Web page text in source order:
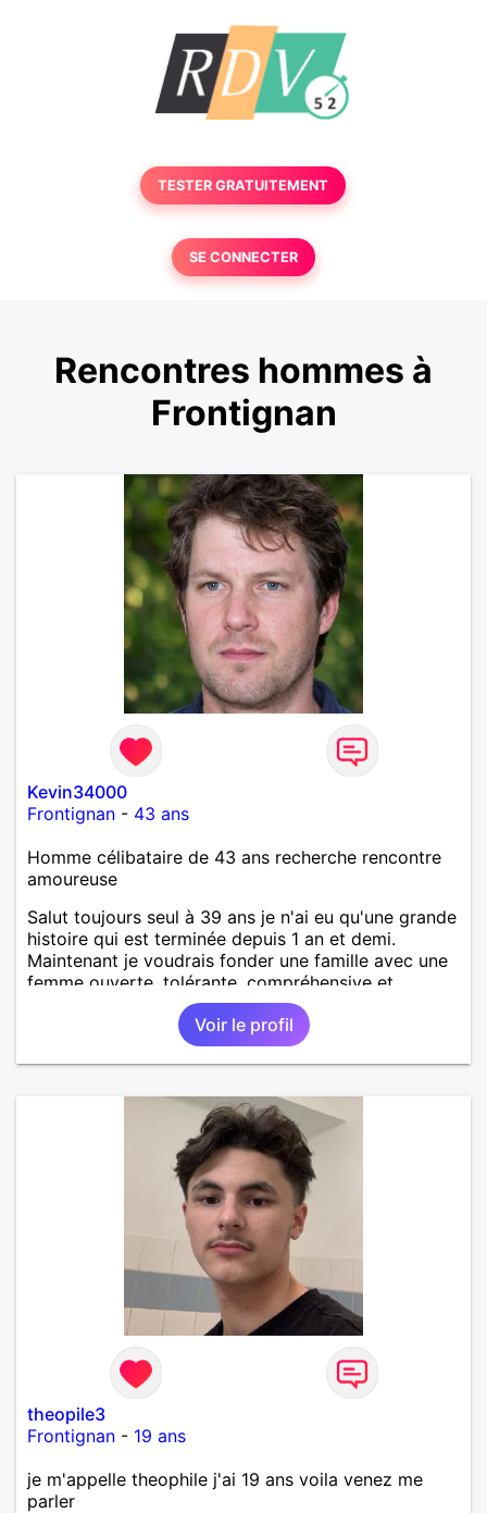
TESTER GRATUITEMENT
SE CONNECTER
Rencontres hommes à
Frontignan
Kevin34000
Frontignan - 43 ans
Homme célibataire de 43 ans recherche rencontre
amoureuse
Salut toujours seul à 39 ans je n'ai eu qu'une grande
histoire qui est terminée depuis 1 an et demi.
Maintenant je voudrais fonder une famille avec une
femme ouverte, tolérante, compréhensive et
naturelle. On dit que je suis charmant et ouvert aux
Voir le profil
theopile3
Frontignan - 19 ans
je m'appelle theophile j'ai 19 ans voila venez me
parler